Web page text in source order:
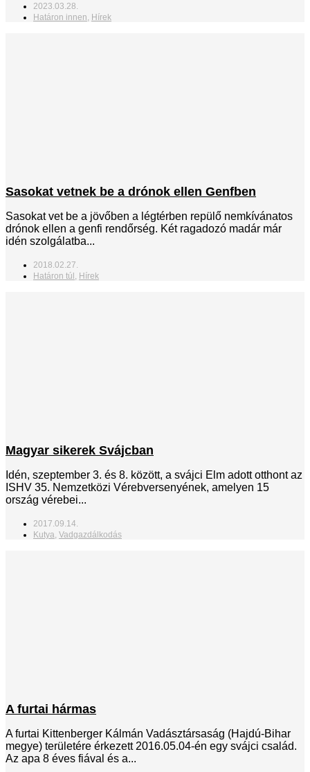
2023.03.28.
Határon innen, Hírek
Sasokat vetnek be a drónok ellen Genfben
Sasokat vet be a jövőben a légtérben repülő nemkívánatos
drónok ellen a genfi rendőrség. Két ragadozó madár már
idén szolgálatba...
2018.02.27.
Határon túl Hírek
Magyar sikerek Svájcban
Idén, szeptember 3. és 8. között, a svájci Elm adott otthont az
ISHV 35. Nemzetközi Vérebversenyének, amelyen 15
ország vérebei...
2017.09.14.
Kutya Vadgazdálkodás
A furtai hármas
A furtai Kittenberger Kálmán Vadásztársaság (Hajdú-Bihar
megye) területére érkezett 2016.05.04-én egy svájci család.
Az apa 8 éves fiával és a...